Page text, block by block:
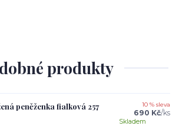
produkty
peněženka fialková 257 10 % sleva
690 Kč/ks
Skladem